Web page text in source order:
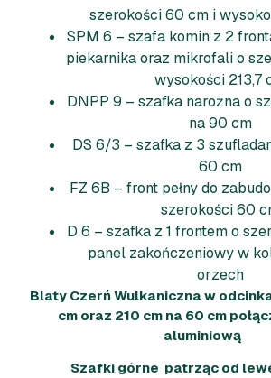
szerokości 60 cm i
SPM 6 – szafa komin z 2
piekarnika oraz mikrofali o
wysokości 213,7
DNPP 9 – szafka narożna o
na 90 cm
DS 6/3 – szafka z 3
60 cm
FZ 6B – front pełny do
szerokości 60
D 6 – szafka z 1 frontem o
panel zakończeniowy w
orzech
Blaty Czerń Wulkaniczna w
cm oraz 210 cm na 60 cm
aluminiową
Szafki górne patrząc od